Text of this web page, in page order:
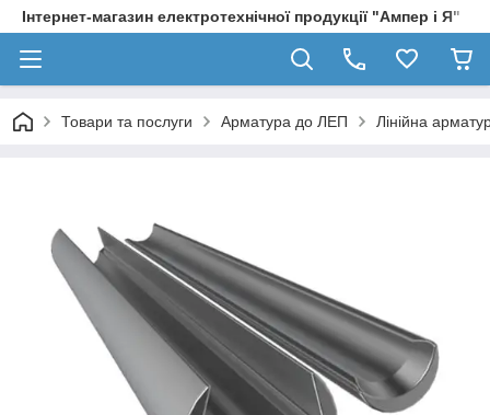
Інтернет-магазин електротехнічної продукції "Ампер і Я"
Товари та послуги Арматура до ЛЕП Лінійна